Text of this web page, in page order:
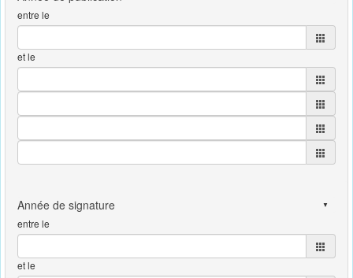
entre le
et le
entre le
et le